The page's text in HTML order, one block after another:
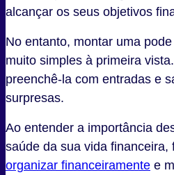
alcançar os seus objetivos
No entanto, montar uma
muito simples à primeira
preenchê-la com entradas e
surpresas.
Ao entender a importância
saúde da sua vida financeira,
organizar financeiramente e